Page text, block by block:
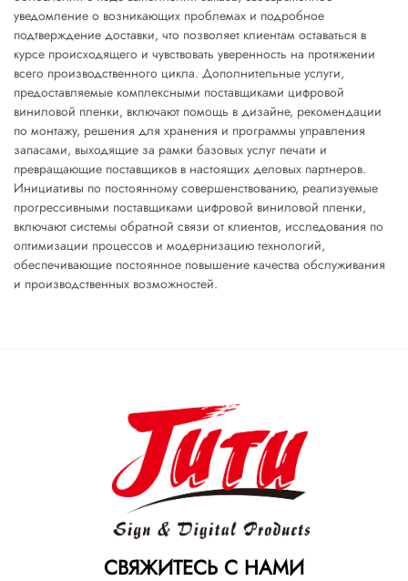
уведомление о возникающих проблемах и подробное
подтверждение доставки, что позволяет клиентам оставаться в
курсе происходящего и чувствовать уверенность на протяжении
всего производственного цикла. Дополнительные услуги,
предоставляемые комплексными поставщиками цифровой
виниловой пленки, включают помощь в дизайне, рекомендации
по монтажу, решения для хранения и программы управления
запасами, выходящие за рамки базовых услуг печати и
превращающие поставщиков в настоящих деловых партнеров.
Инициативы по постоянному совершенствованию, реализуемые
прогрессивными поставщиками цифровой виниловой пленки,
включают системы обратной связи от клиентов, исследования по
оптимизации процессов и модернизацию технологий,
обеспечивающие постоянное повышение качества обслуживания
и производственных возможностей.
СВЯЖИТЕСЬ С НАМИ